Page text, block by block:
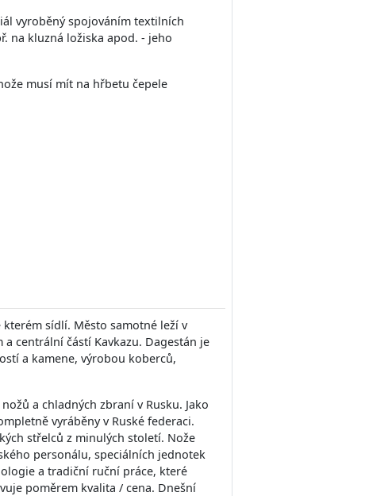
vyroběný spojováním textilních
na kluzná ložiska apod. - jeho
musí mít na hřbetu čepele
kterém sídlí. Město samotné leží v
centrální částí Kavkazu. Dagestán je
a kamene, výrobou koberců,
a chladných zbraní v Rusku. Jako
vyráběny v Ruské federaci.
střelců z minulých století. Nože
personálu, speciálních jednotek
a tradiční ruční práce, které
poměrem kvalita / cena. Dnešní